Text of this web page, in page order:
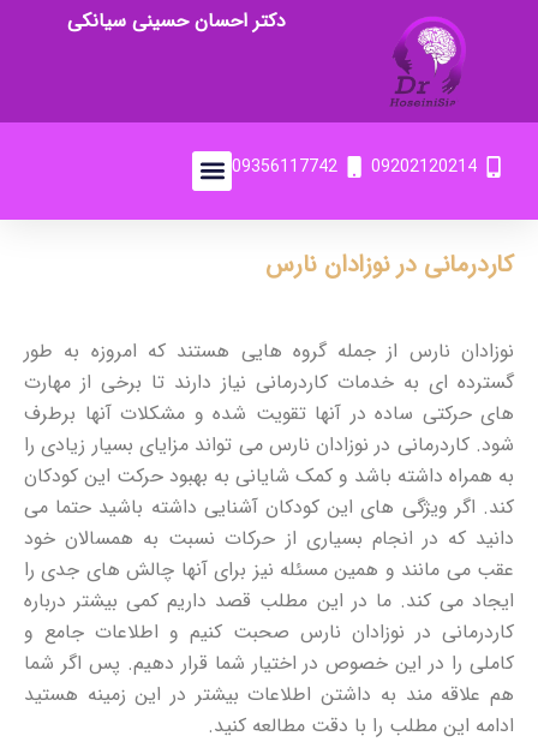
دکتر احسان حسینی سیانکی
09202120214
09356117742
کاردرمانی در نوزادان نارس
نوزادان نارس از جمله گروه هایی هستند که امروزه به طور
گسترده ای به خدمات کاردرمانی نیاز دارند تا برخی از مهارت
های حرکتی ساده در آنها تقویت شده و مشکلات آنها برطرف
شود. کاردرمانی در نوزادان نارس می تواند مزایای بسیار زیادی را
به همراه داشته باشد و کمک شایانی به بهبود حرکت این کودکان
کند. اگر ویژگی های این کودکان آشنایی داشته باشید حتما می
دانید که در انجام بسیاری از حرکات نسبت به همسالان خود
عقب می مانند و همین مسئله نیز برای آنها چالش های جدی را
ایجاد می کند. ما در این مطلب قصد داریم کمی بیشتر درباره
کاردرمانی در نوزادان نارس صحبت کنیم و اطلاعات جامع و
کاملی را در این خصوص در اختیار شما قرار دهیم. پس اگر شما
هم علاقه مند به داشتن اطلاعات بیشتر در این زمینه هستید
ادامه این مطلب را با دقت مطالعه کنید.